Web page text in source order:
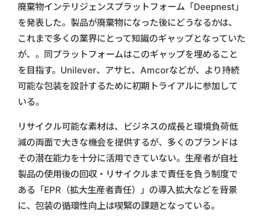
廃棄物インテリジェンスプラットフォーム「Deepnest」
を発表した。製品が廃棄物になった後にどうなるかは、
これまで多くの業界にとって知識のギャップとなっていた
が、。同プラットフォームはこのギャップを埋めること
を目指す。Unilever、アサヒ、Amcorなどが、より持続
可能な包装を設計するために初期トライアルに参加して
いる。
リサイクル可能な素材は、ビジネスの成長と環境負荷低
減の両面で大きな機会を提供するが、多くのブランドは
その潜在能力を十分に活用できていない。生産者が自社
製品の使用後の回収・リサイクルまで責任を負う制度で
ある「EPR（拡大生産者責任）」の導入拡大などを背景
に、包装の循環性向上は喫緊の課題となっている。